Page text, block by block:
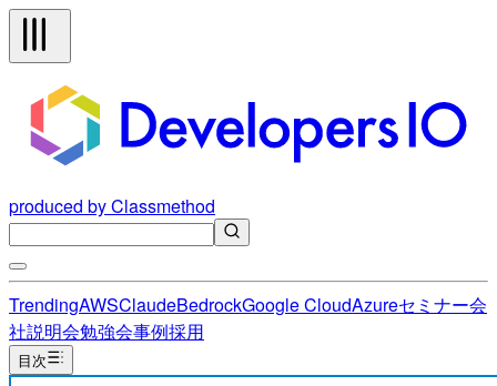
produced by Classmethod
TrendingAWSClaudeBedrockGoogle CloudAzureセミナー会
社説明会勉強会事例採用
目次